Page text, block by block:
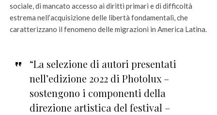
sociale, di mancato accesso ai diritti primari e di difficoltà
estrema nell’acquisizione delle libertà fondamentali, che
caratterizzano il fenomeno delle migrazioni in America Latina.
“La selezione di autori presentati
nell’edizione 2022 di Photolux –
sostengono i componenti della
direzione artistica del festival –